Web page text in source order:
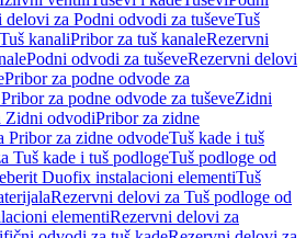
delovi za Podni odvodi za tuševeTuš
kanaliPribor za tuš kanaleRezervni
Podni odvodi za tuševeRezervni delovi
Pribor za podne odvode za
za podne odvode za tuševeZidni
Zidni odvodiPribor za zidne
Pribor za zidne odvodeTuš kade i tuš
Tuš kade i tuš podlogeTuš podloge od
Duofix instalacioni elementiTuš
Rezervni delovi za Tuš podloge od
elementiRezervni delovi za